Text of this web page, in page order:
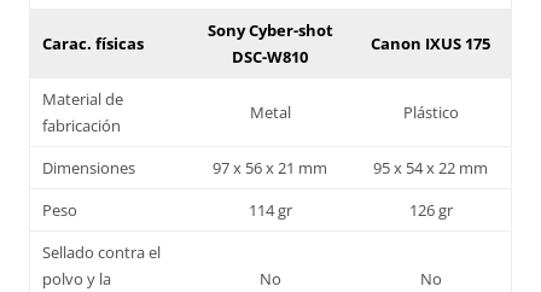
Carac. físicas
Sony Cyber-shot
DSC-W810
Canon IXUS 175
Material de
fabricación
Metal Plástico
Dimensiones 97 x 56 x 21 mm
95 x 54 x 22 mm
Peso
114 gr
126 gr
Sellado contra el
polvo y la
No No